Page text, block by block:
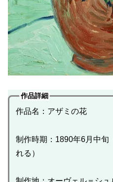
作品詳細
作品名：アザミの花
制作時期：1890年6月中旬
れる）